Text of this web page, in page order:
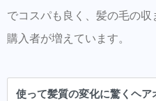
でコスパも良く、髪の毛の
購入者が増えています。
使って髪質の変化に驚くヘア